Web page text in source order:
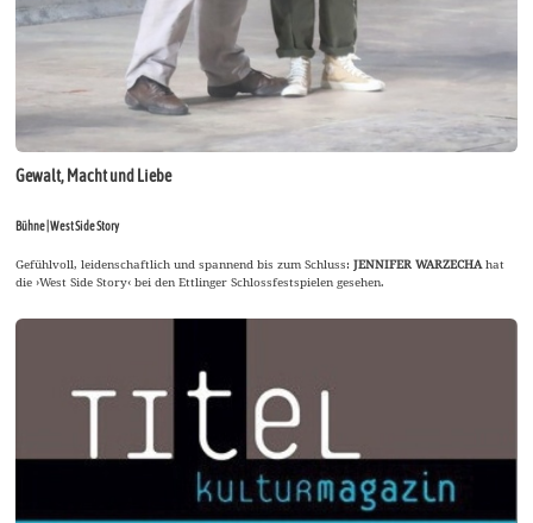
Gewalt, Macht und Liebe
Bühne | West Side Story
Gefühlvoll, leidenschaftlich und spannend bis zum Schluss:JENNIFER WARZECHAhat
die ›West Side Story‹ bei den Ettlinger Schlossfestspielen gesehen.